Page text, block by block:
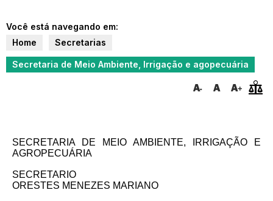
Você está navegando em:
Home
Secretarias
Secretaria de Meio Ambiente, Irrigação e agopecuária
SECRETARIA DE MEIO AMBIENTE, IRRIGAÇÃO E
AGROPECUÁRIA
SECRETARIO
ORESTES MENEZES MARIANO